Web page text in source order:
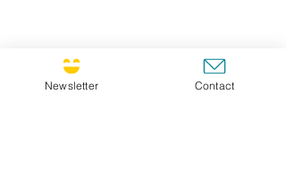
Newsletter Contact